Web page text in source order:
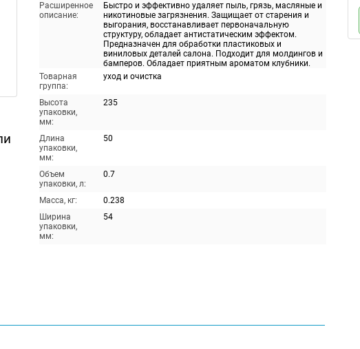
Расширенное
описание:
Быстро и эффективно удаляет пыль, грязь, масляные и
никотиновые загрязнения. Защищает от старения и
выгорания, восстанавливает первоначальную
структуру, обладает антистатическим эффектом.
Предназначен для обработки пластиковых и
виниловых деталей салона. Подходит для молдингов и
бамперов. Обладает приятным ароматом клубники.
Товарная
группа:
уход и очистка
Высота
упаковки,
мм:
235
Длина
упаковки,
мм:
50
Объем
упаковки, л:
0.7
Масса, кг:
0.238
Ширина
упаковки,
мм:
54